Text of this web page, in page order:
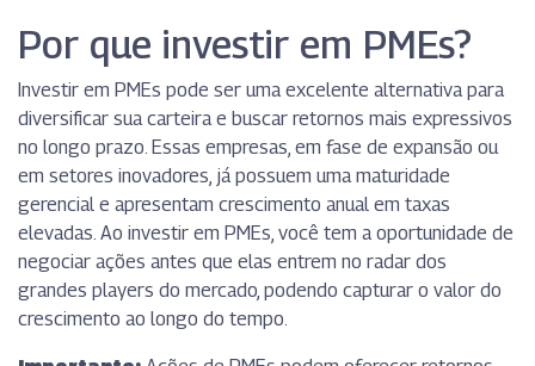
Por que investir em PMEs?
Investir em PMEs pode ser uma excelente alternativa para
diversificar sua carteira e buscar retornos mais expressivos
no longo prazo. Essas empresas, em fase de expansão ou
em setores inovadores, já possuem uma maturidade
gerencial e apresentam crescimento anual em taxas
elevadas. Ao investir em PMEs, você tem a oportunidade de
negociar ações antes que elas entrem no radar dos
grandes players do mercado, podendo capturar o valor do
crescimento ao longo do tempo.